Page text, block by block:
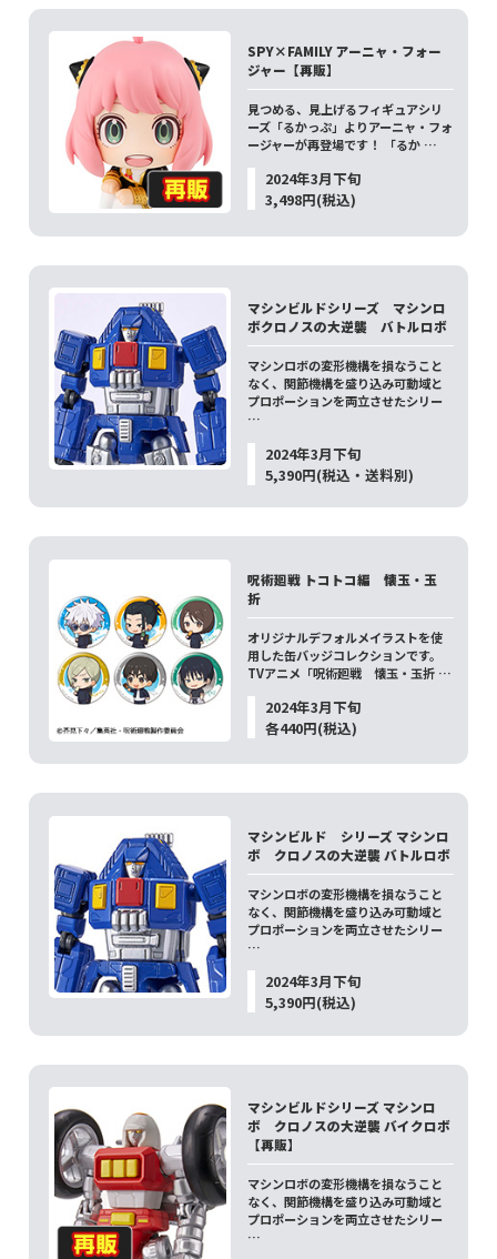
SPY×FAMILY アーニャ・フォー
ジャー【再販】
見つめる、見上げるフィギュアシリ
ーズ「るかっぷ」よりアーニャ・フォ
ージャーが再登場です！ 「るか …
2024年3月下旬
3,498円(税込)
マシンビルドシリーズ マシンロ
ボクロノスの大逆襲 バトルロボ
マシンロボの変形機構を損なうこと
なく、関節機構を盛り込み可動域と
プロポーションを両立させたシリー
…
2024年3月下旬
5,390円(税込・送料別)
呪術廻戦 トコトコ編 懐玉・玉
折
オリジナルデフォルメイラストを使
用した缶バッジコレクションです。
TVアニメ「呪術廻戦 懐玉・玉折 …
2024年3月下旬
各440円(税込)
マシンビルド シリーズ マシンロ
ボ クロノスの大逆襲 バトルロボ
マシンロボの変形機構を損なうこと
なく、関節機構を盛り込み可動域と
プロポーションを両立させたシリー
…
2024年3月下旬
5,390円(税込)
マシンビルドシリーズ マシンロ
ボ クロノスの大逆襲 バイクロボ
【再販】
マシンロボの変形機構を損なうこと
なく、関節機構を盛り込み可動域と
プロポーションを両立させたシリー
…